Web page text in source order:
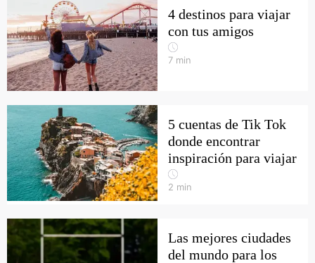
4 destinos para viajar
con tus amigos
7 min
5 cuentas de Tik Tok
donde encontrar
inspiración para viajar
2 min
Las mejores ciudades
del mundo para los